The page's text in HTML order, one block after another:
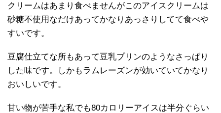
クリームはあまり食べませんがこのアイスクリームは
砂糖不使用なだけあってかなりあっさりしてて食べや
すいです。
豆腐仕立てな所もあって豆乳プリンのようなさっぱり
した味です。しかもラムレーズンが効いていてかなり
おいしいです。
甘い物が苦手な私でも80カロリーアイスは半分ぐらい